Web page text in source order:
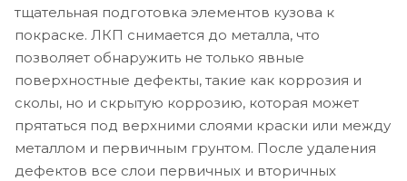
тщательная подготовка элементов кузова к
покраске. ЛКП снимается до металла, что
позволяет обнаружить не только явные
поверхностные дефекты, такие как коррозия и
сколы, но и скрытую коррозию, которая может
прятаться под верхними слоями краски или между
металлом и первичным грунтом. После удаления
дефектов все слои первичных и вторичных